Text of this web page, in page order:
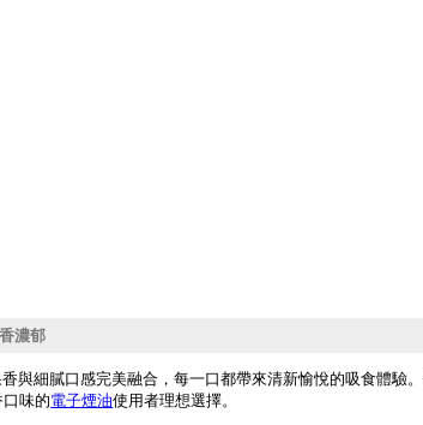
濃郁
香與細膩口感完美融合，每一口都帶來清新愉悅的吸食體
味的電子煙油使用者理想選擇。